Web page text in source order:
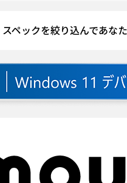
スペックを絞り込んであな